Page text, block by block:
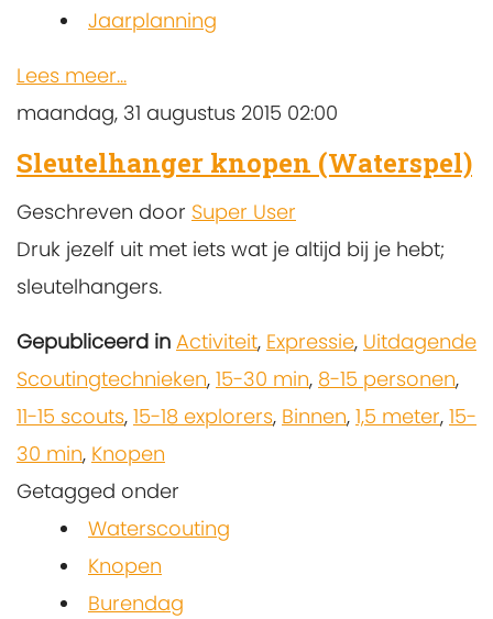
Jaarplanning
Lees meer...
maandag, 31 augustus 2015 02:00
Sleutelhanger knopen (Waterspel)
Geschreven door Super User
Druk jezelf uit met iets wat je altijd bij je hebt;
sleutelhangers.
Gepubliceerd in Activiteit, Expressie, Uitdagende
Scoutingtechnieken, 15-30 min, 8-15 personen,
11-15 scouts, 15-18 explorers, Binnen, 1,5 meter, 15-
30 min, Knopen
Getagged onder
Waterscouting
Knopen
Burendag